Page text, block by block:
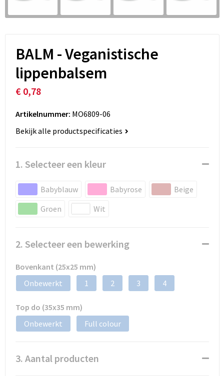
BALM - Veganistische
lippenbalsem
€ 0,78
Artikelnummer: MO6809-06
Bekijk alle productspecificaties
1. Selecteer een kleur
Babyblauw Babyrose
Beige
Groen
Wit
2. Selecteer een bewerking
Bovenkant (25x25 mm)
Onbewerkt
1 2 3 4
Top do (35x35 mm)
Onbewerkt
Full colour
3. Aantal producten